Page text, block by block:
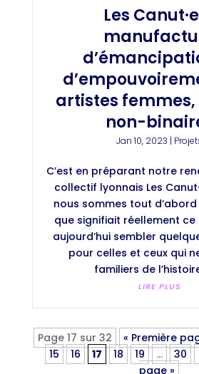
Les
artistes
non-
Jan 10, 2023 |
C’est en préparant notre
collectif lyonnais Les
nous sommes tout
que signifiait réellement
aujourd’hui sembler
pour celles et ceux qui
familiers de
LIRE PLUS
Page 17 sur 32 « Première
15
16 17 18 19 … 30
page »